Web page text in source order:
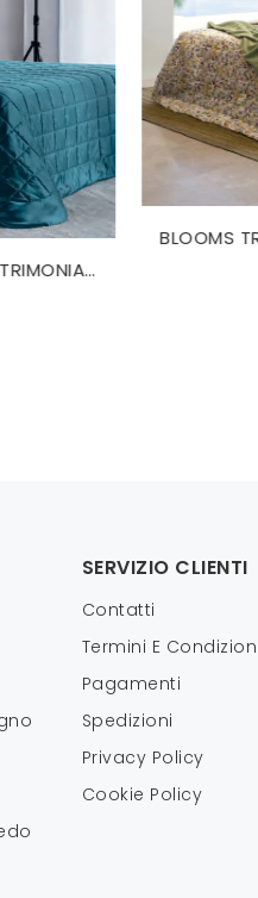
SERVIZIO CLIENTI
Contatti
Termini E Condizioni
Pagamenti
Spedizioni
Privacy Policy
Cookie Policy